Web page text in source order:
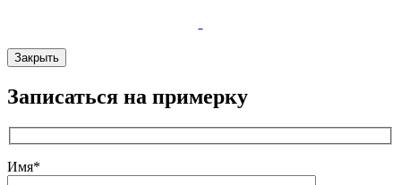
Закрыть
Записаться на примерку
Имя*